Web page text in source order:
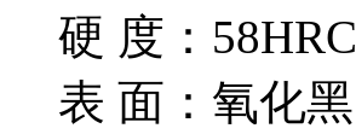
硬 度：58HRC
表 面：氧化黑